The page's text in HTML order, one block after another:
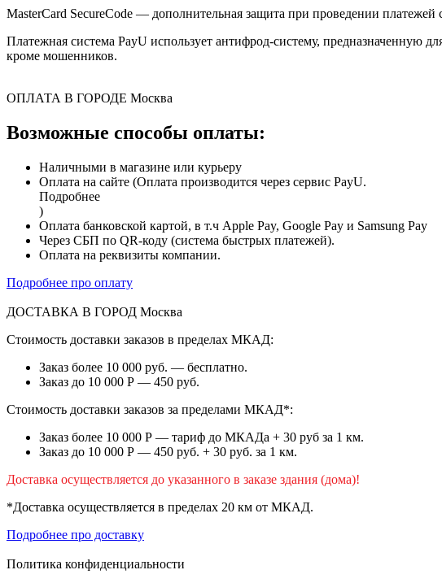
MasterCard SecureCode — дополнительная защита при проведении платежей
Платежная система PayU использует антифрод-систему, предназначенную
кроме мошенников.
ОПЛАТА В ГОРОДЕ Москва
Возможные способы оплаты:
Наличными в магазине или курьеру
Оплата на сайте (Оплата производится через сервис PayU.
Подробнее
)
Оплата банковской картой, в т.ч Apple Pay, Google Pay и Samsung Pay
Через СБП по QR-коду (система быстрых платежей).
Оплата на реквизиты компании.
Подробнее про оплату
ДОСТАВКА В ГОРОД Москва
Стоимость доставки заказов в пределах МКАД:
Заказ более 10 000 руб. — бесплатно.
Заказ до 10 000 Р — 450 руб.
Стоимость доставки заказов за пределами МКАД*:
Заказ более 10 000 Р — тариф до МКАДа + 30 руб за 1 км.
Заказ до 10 000 Р — 450 руб. + 30 руб. за 1 км.
Доставка осуществляется до указанного в заказе здания (дома)!
*Доставка осуществляется в пределах 20 км от МКАД.
Подробнее про доставку
Политика конфиденциальности